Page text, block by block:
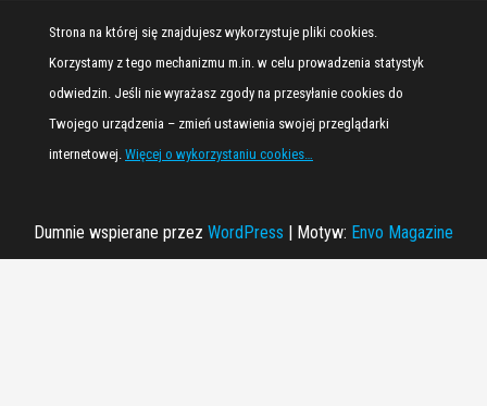
Strona na której się znajdujesz wykorzystuje pliki cookies.
Korzystamy z tego mechanizmu m.in. w celu prowadzenia statystyk
odwiedzin. Jeśli nie wyrażasz zgody na przesyłanie cookies do
Twojego urządzenia – zmień ustawienia swojej przeglądarki
internetowej. Więcej o wykorzystaniu cookies…
Dumnie wspierane przez WordPress | Motyw: Envo Magazine